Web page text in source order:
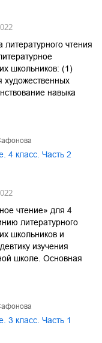
чтения
школьников: (1)
художественных
навыка
4 класс. Часть 2
чтение» для 4
литературного
школьников и
изучения
школе. Основная
3 класс. Часть 1